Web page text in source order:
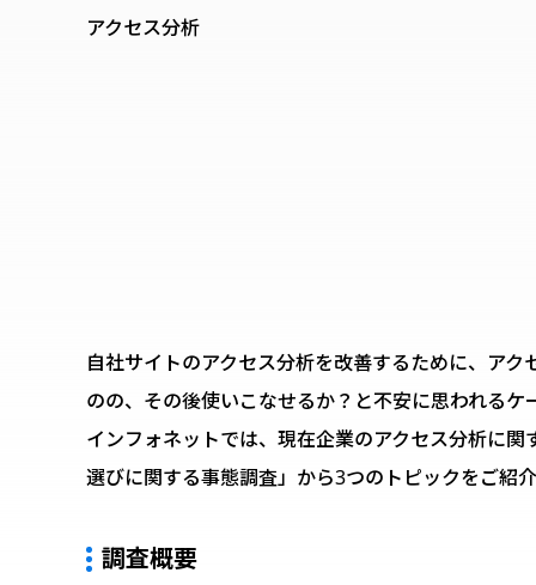
アクセス分析
自社サイトのアクセス分析を改善するために、ア
のの、その後使いこなせるか？と不安に思われるケ
インフォネットでは、現在企業のアクセス分析に
選びに関する事態調査」から3つのトピックをご紹介
調査概要